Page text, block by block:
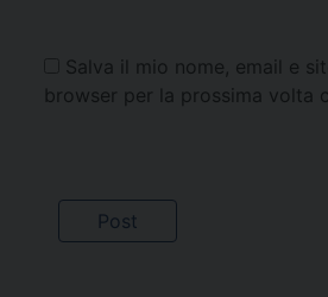
Salva il mio nome, email e
browser per la prossima volta